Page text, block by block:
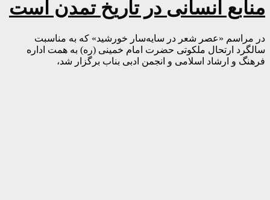
منابع انسانی در تاریخ تمدن است
در مراسم «عصر شعر در سایه‌سار خورشید» که به مناسبت
سالگرد ارتحال ملکوتی حضرت امام خمینی (ره) به همت اداره
فرهنگ و ارشاد اسلامی و انجمن ادبی بناب برگزار شد،